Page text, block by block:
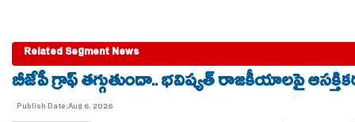
Related Segment News
బీజేపీ గ్రాఫ్ తగ్గుతుందా.. భవిష్యత్ రాజకీయాలపై
Publish Date:Aug 6, 2026